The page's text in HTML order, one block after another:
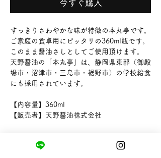
今すぐ購入
すっきりさわやかな味が特徴の本丸亭です。
ご家庭の食卓用にピッタリの360ml瓶です。
このまま醤油さしとしてご使用頂けます。
天野醤油の「本丸亭」は、静岡県東部（御殿
場市・沼津市・三島市・裾野市）の学校給食
にも採用されています。
【内容量】360ml
【販売者】天野醤油株式会社